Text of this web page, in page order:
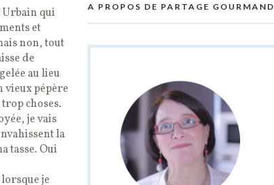
Urbain qui
et
non, tout
de
au lieu
vieux pépère
choses.
je vais
la
tasse. Oui
je
A PROPOS DE PARTAGE GOURMAND